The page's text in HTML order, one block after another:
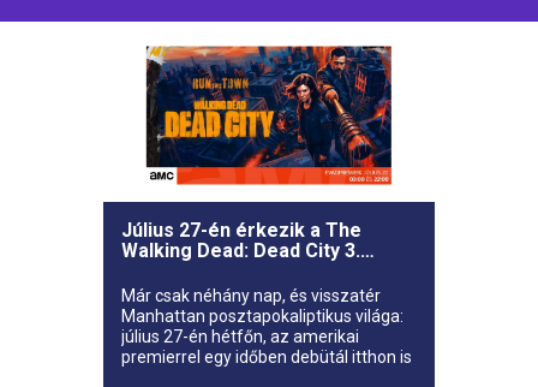
Július 27-én érkezik a The
Walking Dead: Dead City 3.
Már csak néhány nap, és visszatér
Manhattan posztapokaliptikus világa:
július 27-én hétfőn, az amerikai
premierrel egy időben debütál itthon is